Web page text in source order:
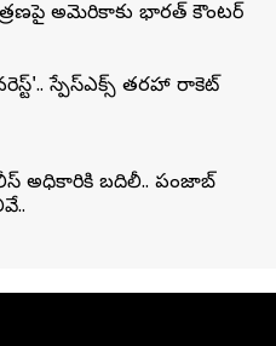
అమెరికాకు భారత్‌ కౌంటర్
స్పేస్‌ఎక్స్ తరహా రాకెట్‌
అధికారికి బదిలీ.. పంజాబ్